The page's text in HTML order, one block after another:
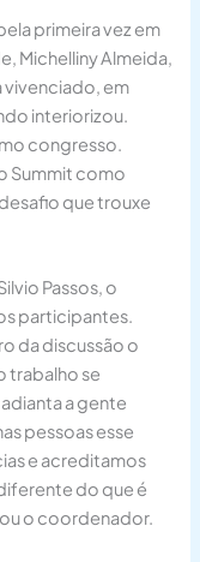
primeira vez em
Michelliny Almeida,
vivenciado, em
interiorizou.
congresso.
Summit como
que trouxe
Passos, o
participantes.
da discussão o
trabalho se
a gente
pessoas esse
e acreditamos
do que é
o coordenador.